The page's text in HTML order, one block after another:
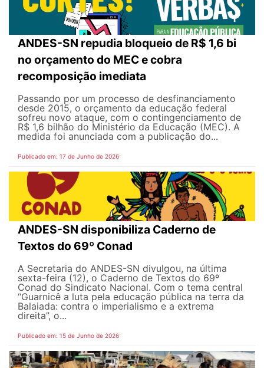
ANDES-SN repudia bloqueio de R$ 1,6 bi
no orçamento do MEC e cobra
recomposição imediata
Passando por um processo de desfinanciamento
desde 2015, o orçamento da educação federal
sofreu novo ataque, com o contingenciamento de
R$ 1,6 bilhão do Ministério da Educação (MEC). A
medida foi anunciada com a publicação do...
Publicado em: 17 de Junho de 2026
ANDES-SN disponibiliza Caderno de
Textos do 69º Conad
A Secretaria do ANDES-SN divulgou, na última
sexta-feira (12), o Caderno de Textos do 69º
Conad do Sindicato Nacional. Com o tema central
“Guarnicê a luta pela educação pública na terra da
Balaiada: contra o imperialismo e a extrema
direita”, o...
Publicado em: 15 de Junho de 2026